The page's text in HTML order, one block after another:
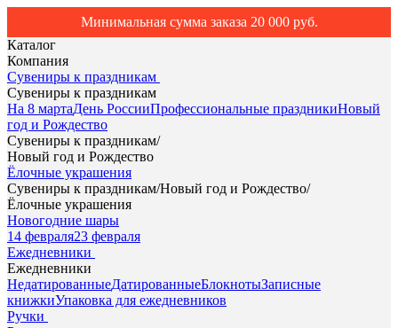
Минимальная сумма заказа 20 000 руб.
Каталог
Компания
Сувениры к праздникам
Сувениры к праздникам
На 8 мартаДень РоссииПрофессиональные праздникиНовый
год и Рождество
Сувениры к праздникам/
Новый год и Рождество
Ёлочные украшения
Сувениры к праздникам/Новый год и Рождество/
Ёлочные украшения
Новогодние шары
14 февраля23 февраля
Ежедневники
Ежедневники
НедатированныеДатированныеБлокнотыЗаписные
книжкиУпаковка для ежедневников
Ручки